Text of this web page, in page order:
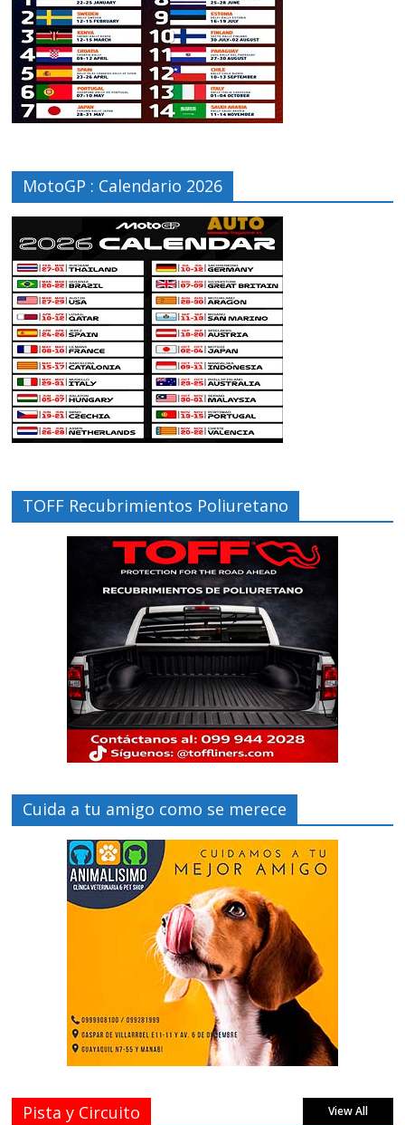
MotoGP : Calendario 2026
TOFF Recubrimientos Poliuretano
Cuida a tu amigo como se merece
Pista y Circuito View All